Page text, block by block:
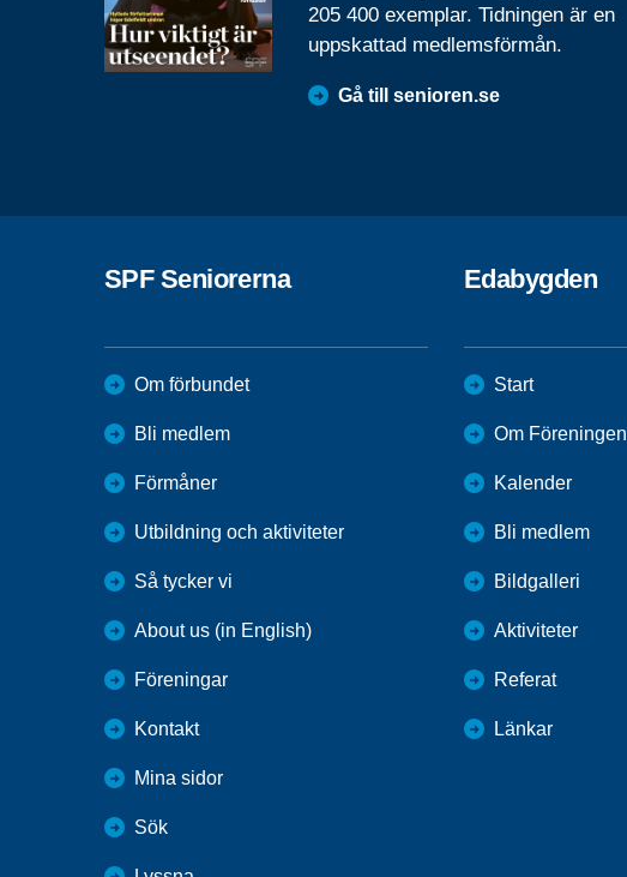
205 400 exemplar. Tidningen är en
uppskattad medlemsförmån.
Gå till senioren.se
SPF Seniorerna
Om förbundet
Bli medlem
Förmåner
Utbildning och aktiviteter
Så tycker vi
About us (in English)
Föreningar
Kontakt
Mina sidor
Sök
Edabygden
Start
Om Föreningen
Kalender
Bli medlem
Bildgalleri
Aktiviteter
Referat
Länkar